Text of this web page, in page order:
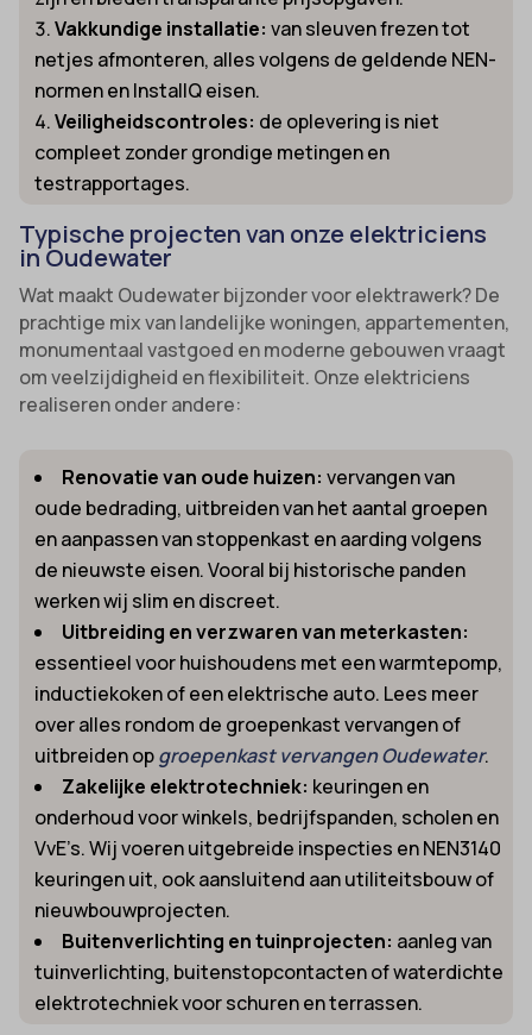
Vakkundige installatie: van sleuven frezen tot
netjes afmonteren, alles volgens de geldende NEN-
normen en InstallQ eisen.
Veiligheidscontroles: de oplevering is niet
compleet zonder grondige metingen en
testrapportages.
Typische projecten van onze elektriciens
in Oudewater
Wat maakt Oudewater bijzonder voor elektrawerk? De
prachtige mix van landelijke woningen, appartementen,
monumentaal vastgoed en moderne gebouwen vraagt
om veelzijdigheid en flexibiliteit. Onze elektriciens
realiseren onder andere:
Renovatie van oude huizen: vervangen van
oude bedrading, uitbreiden van het aantal groepen
en aanpassen van stoppenkast en aarding volgens
de nieuwste eisen. Vooral bij historische panden
werken wij slim en discreet.
Uitbreiding en verzwaren van meterkasten:
essentieel voor huishoudens met een warmtepomp,
inductiekoken of een elektrische auto. Lees meer
over alles rondom de groepenkast vervangen of
uitbreiden opgroepenkast vervangen Oudewater.
Zakelijke elektrotechniek: keuringen en
onderhoud voor winkels, bedrijfspanden, scholen en
VvE’s. Wij voeren uitgebreide inspecties en NEN3140
keuringen uit, ook aansluitend aan utiliteitsbouw of
nieuwbouwprojecten.
Buitenverlichting en tuinprojecten: aanleg van
tuinverlichting, buitenstopcontacten of waterdichte
elektrotechniek voor schuren en terrassen.